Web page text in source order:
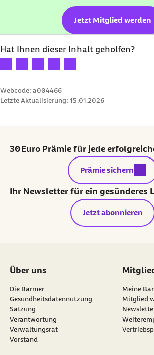
Jetzt Mitglied werden
Hat Ihnen dieser Inhalt geholfen?
Ihre Bewertung: 1 Stern
Ihre Bewertung: 2 Sterne
Ihre Bewertung: 3 Sterne
Ihre Bewertung: 4 Sterne
Ihre Bewertung: 5 Sterne
Webcode: a004466
Letzte Aktualisierung: 15.01.2026
30 Euro Prämie für jede
externer Link:
Prämie sichern
Ihr Newsletter für ein gesünderes
Jetzt abonnieren
Über uns
Die Barmer
Gesundheitsdatennutzung
Satzung
Verantwortung
Verwaltungsrat
Vorstand
Meine
Mitglied
externer